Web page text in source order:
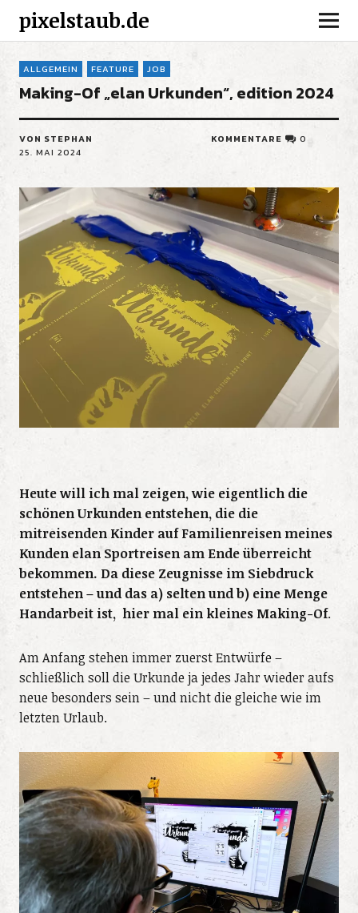
pixelstaub.de
ALLGEMEIN FEATURE JOB
Making-Of „elan Urkunden“, edition 2024
VON STEPHAN
25. MAI 2024
KOMMENTARE 0
Heute will ich mal zeigen, wie eigentlich die
schönen Urkunden entstehen, die die
mitreisenden Kinder auf Familienreisen meines
Kunden elan Sportreisen am Ende überreicht
bekommen. Da diese Zeugnisse im Siebdruck
entstehen – und das a) selten und b) eine Menge
Handarbeit ist, hier mal ein kleines Making-Of.
Am Anfang stehen immer zuerst Entwürfe –
schließlich soll die Urkunde ja jedes Jahr wieder aufs
neue besonders sein – und nicht die gleiche wie im
letzten Urlaub.